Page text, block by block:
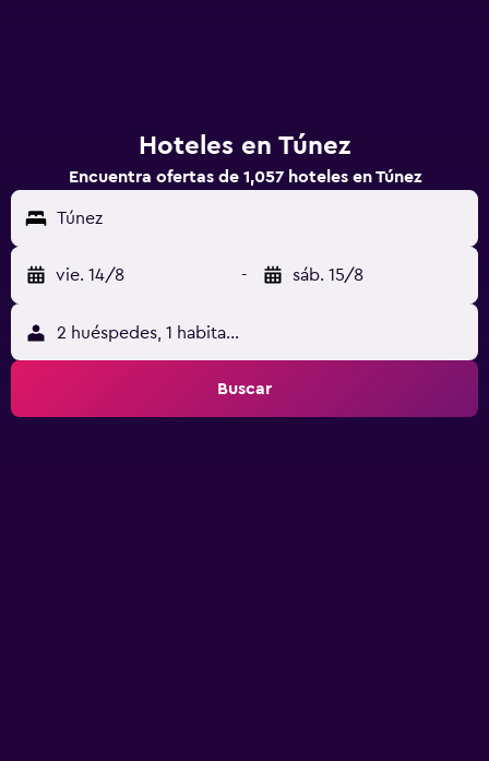
Hoteles en Túnez
Encuentra ofertas de 1,057 hoteles en Túnez
Túnez
vie. 14/8 - sáb. 15/8
2 huéspedes, 1 habitación
Buscar